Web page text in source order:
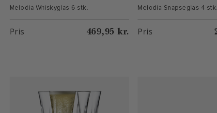
Melodia Whiskyglas 6 stk.
Pris 469,95 kr.
Melodia Snapseglas 4
Pris